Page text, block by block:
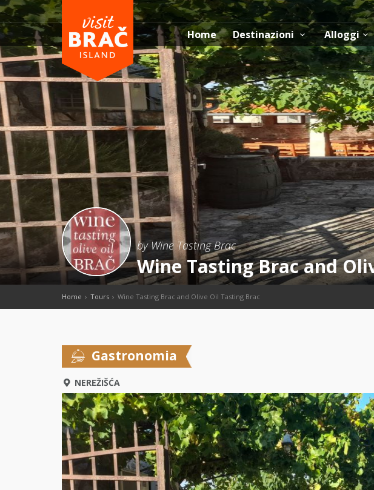
Home Destinazioni Alloggi
by Wine Tasting Brac
Wine Tasting Brac and
Home Tours Wine Tasting Brac and Olive Oil Tasting Brac
Gastronomia
NEREŽIŠĆA